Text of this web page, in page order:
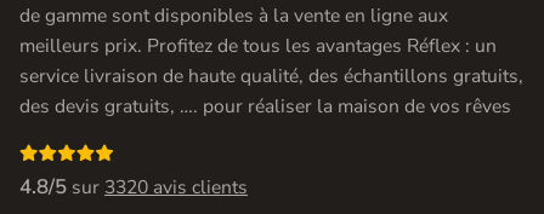
de gamme sont disponibles à la vente en ligne aux
meilleurs prix. Profitez de tous les avantages Réflex : un
service livraison de haute qualité, des échantillons gratuits,
des devis gratuits, …. pour réaliser la maison de vos rêves

4.8/5 sur 3320 avis clients